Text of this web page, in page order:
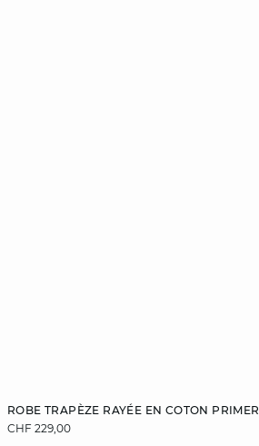
ROBE TRAPÈZE RAYÉE EN COTON
CHF 229,00